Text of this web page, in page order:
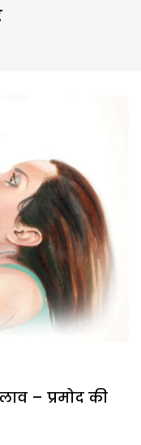
– प्रमोद की